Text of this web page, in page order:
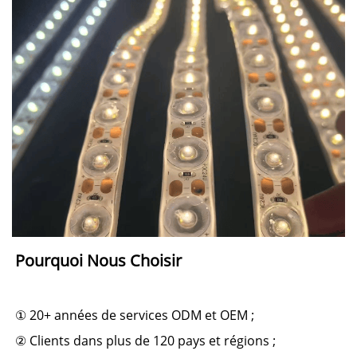
Pourquoi Nous Choisir
① 20+ années de services ODM et OEM ;
② Clients dans plus de 120 pays et régions ;